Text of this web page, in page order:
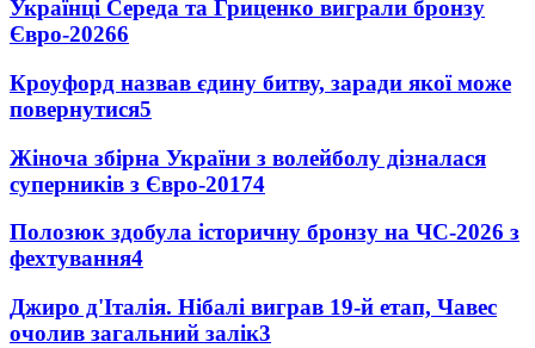
Українці Середа та Гриценко виграли бронзу
Євро-20266
Кроуфорд назвав єдину битву, заради якої може
повернутися5
Жіноча збірна України з волейболу дізналася
суперників з Євро-20174
Полозюк здобула історичну бронзу на ЧС-2026 з
фехтування4
Джиро д'Італія. Нібалі виграв 19-й етап, Чавес
очолив загальний залік3